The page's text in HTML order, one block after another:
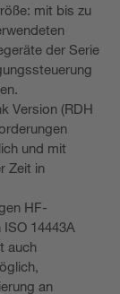
mit bis zu
der Serie
Version (RDH
und mit
Zeit in
HF-
14443A
auch
an